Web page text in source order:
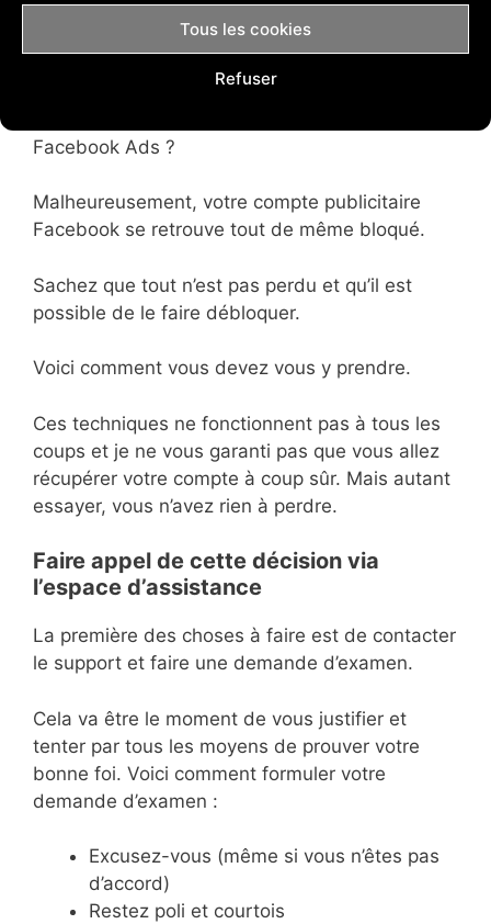
Tous les cookies
Refuser
si Facebook vous refuse plusieurs fois de suite
une même publicité, c’est un motif de blocage
Facebook Ads ?
Malheureusement, votre compte publicitaire
Facebook se retrouve tout de même bloqué.
Sachez que tout n’est pas perdu et qu’il est
possible de le faire débloquer.
Voici comment vous devez vous y prendre.
Ces techniques ne fonctionnent pas à tous les
coups et je ne vous garanti pas que vous allez
récupérer votre compte à coup sûr. Mais autant
essayer, vous n’avez rien à perdre.
Faire appel de cette décision via
l’espace d’assistance
La première des choses à faire est de contacter
le support et faire une demande d’examen.
Cela va être le moment de vous justifier et
tenter par tous les moyens de prouver votre
bonne foi. Voici comment formuler votre
demande d’examen :
Excusez-vous (même si vous n’êtes pas
d’accord)
Restez poli et courtois